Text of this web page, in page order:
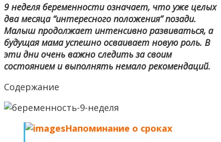
9 неделя беременности означает, что уже целых
два месяца “интересного положения” позади.
Малыш продолжает интенсивно развиваться, а
будущая мама успешно осваивает новую роль. В
эти дни очень важно следить за своим
состоянием и выполнять немало рекомендаций.
Содержание
Напоминание о сроках